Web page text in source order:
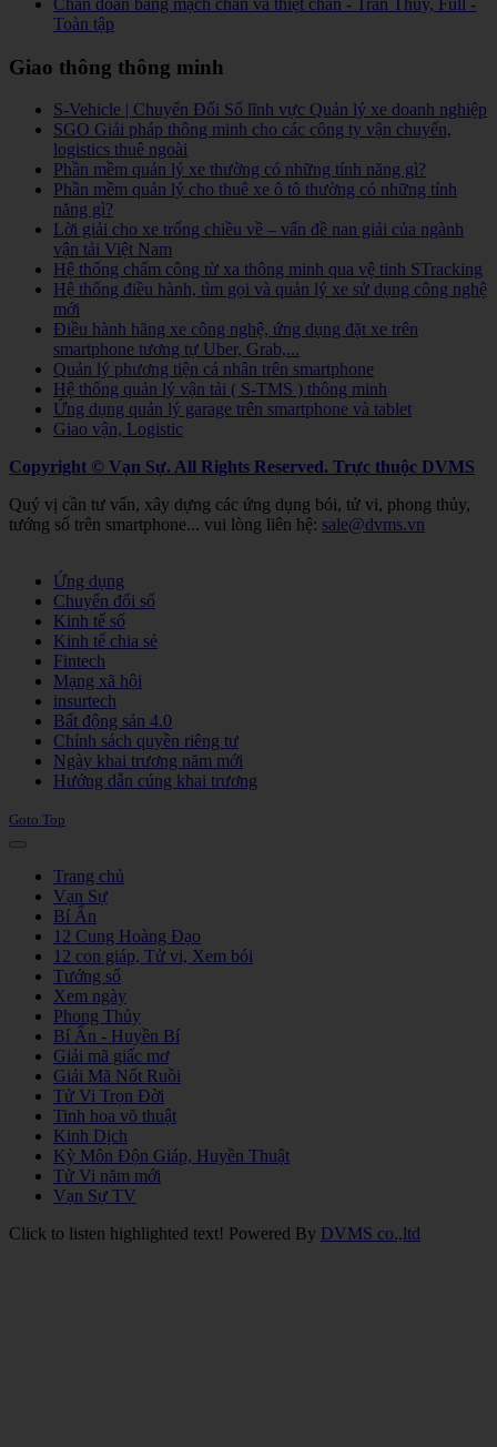
Toàn tập
Giao thông thông minh
S-Vehicle | Chuyển Đổi Số lĩnh vực Quản lý xe doanh nghiệp
SGO Giải pháp thông minh cho các công ty vận chuyển,
logistics thuê ngoài
Phần mềm quản lý xe thường có những tính năng gì?
Phần mềm quản lý cho thuê xe ô tô thường có những tính
năng gì?
Lời giải cho xe trống chiều về – vấn đề nan giải của ngành
vận tải Việt Nam
Hệ thống chấm công từ xa thông minh qua vệ tinh STracking
Hệ thống điều hành, tìm gọi và quản lý xe sử dụng công nghệ
mới
Điều hành hãng xe công nghệ, ứng dụng đặt xe trên
smartphone tương tự Uber, Grab,...
Quản lý phương tiện cá nhân trên smartphone
Hệ thống quản lý vận tải ( S-TMS ) thông minh
Ứng dụng quản lý garage trên smartphone và tablet
Giao vận, Logistic
Copyright © Vạn Sự. All Rights Reserved. Trực thuộc DVMS
Quý vị cần tư vấn, xây dựng các ứng dụng bói, tử vi, phong thủy,
tướng số trên smartphone... vui lòng liên hệ: sale@dvms.vn
Ứng dụng
Chuyển đổi số
Kinh tế số
Kinh tế chia sẻ
Fintech
Mạng xã hội
insurtech
Bất động sản 4.0
Chính sách quyền riêng tư
Ngày khai trương năm mới
Hướng dẫn cúng khai trương
Goto Top
Trang chủ
Vạn Sự
Bí Ẩn
12 Cung Hoàng Đạo
12 con giáp, Tử vi, Xem bói
Tướng số
Xem ngày
Phong Thủy
Bí Ẩn - Huyền Bí
Giải mã giấc mơ
Giải Mã Nốt Ruồi
Tử Vi Trọn Đời
Tinh hoa võ thuật
Kinh Dịch
Kỳ Môn Độn Giáp, Huyền Thuật
Tử Vi năm mới
Vạn Sự TV
Click to listen highlighted text! Powered By DVMS co.,ltd